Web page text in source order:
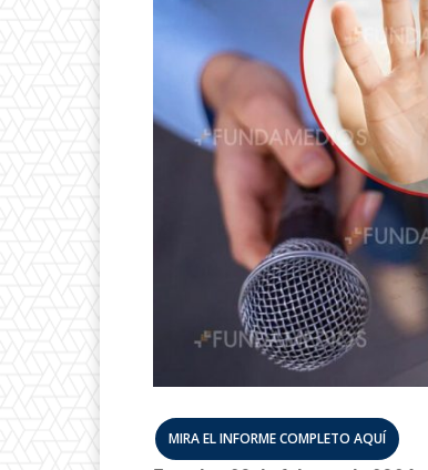
MIRA EL INFORME COMPLETO AQUÍ